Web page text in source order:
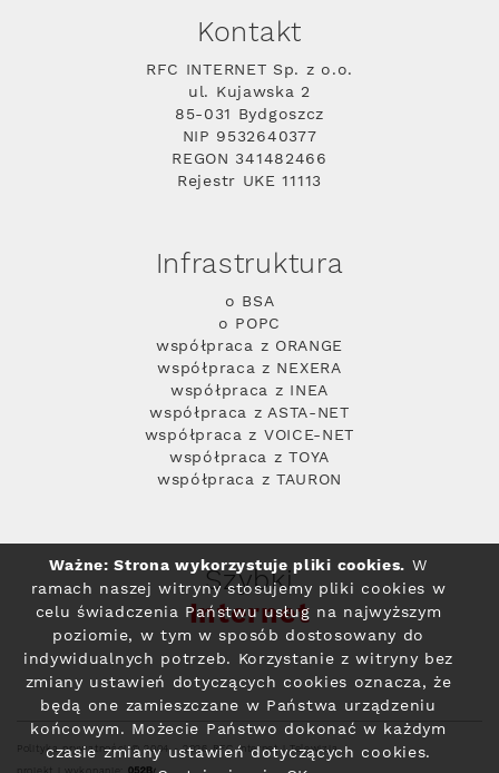
Kontakt
RFC INTERNET Sp. z o.o.
ul. Kujawska 2
85-031 Bydgoszcz
NIP 9532640377
REGON 341482466
Rejestr UKE 11113
Infrastruktura
o BSA
o POPC
współpraca z ORANGE
współpraca z NEXERA
współpraca z INEA
współpraca z ASTA-NET
współpraca z VOICE-NET
współpraca z TOYA
współpraca z TAURON
Szybki
Internet
Polityka prywatności© 2004 - 2026 RFC Internet i Telewizja
Ważne: Strona wykorzystuje pliki cookies. W
ramach naszej witryny stosujemy pliki cookies w
celu świadczenia Państwu usług na najwyższym
poziomie, w tym w sposób dostosowany do
indywidualnych potrzeb. Korzystanie z witryny bez
zmiany ustawień dotyczących cookies oznacza, że
będą one zamieszczane w Państwa urządzeniu
końcowym. Możecie Państwo dokonać w każdym
czasie zmiany ustawień dotyczących cookies.